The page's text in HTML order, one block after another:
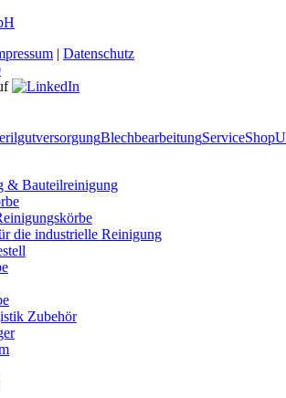
| Datenschutz
BlechbearbeitungServiceShop
& Bauteilreinigung
die industrielle Reinigung
Zubehör